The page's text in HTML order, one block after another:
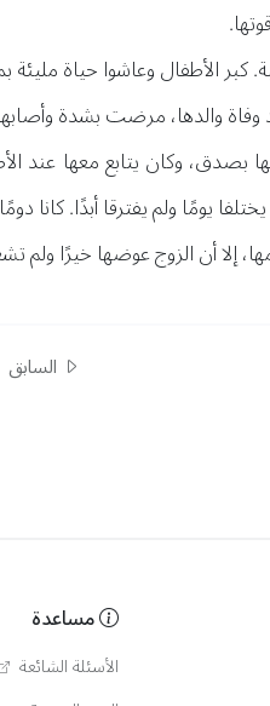
كبر الأطفال وعاشوا حياة
وفاة والدها، مرضت بشدة
بصدق، وكان يتابع معها عند
يومًا ولم يفترقا أبدًا. كانا
إلا أن الزوج عوضها خيرًا ولم
السابق
مساعدة
الأسئلة الشائعة